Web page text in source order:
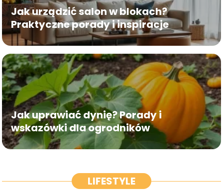
Jak urządzić salon w blokach?
Praktyczne porady i inspiracje
Jak uprawiać dynię? Porady i
wskazówki dla ogrodników
LIFESTYLE